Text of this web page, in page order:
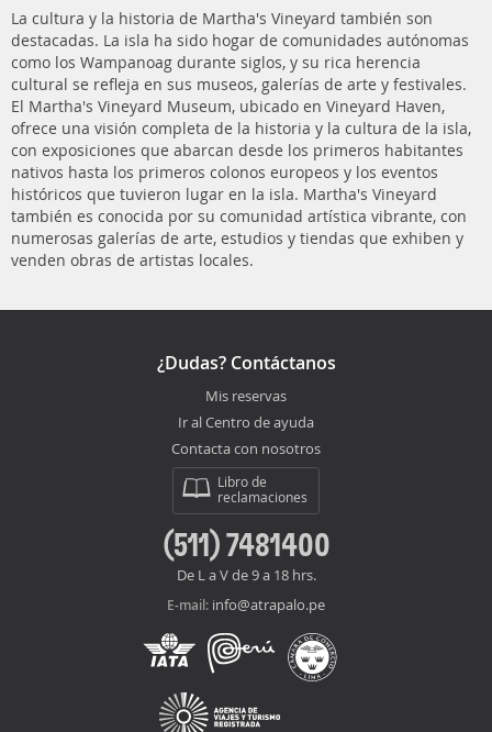
La cultura y la historia de Martha's Vineyard también son
destacadas. La isla ha sido hogar de comunidades autónomas
como los Wampanoag durante siglos, y su rica herencia
cultural se refleja en sus museos, galerías de arte y festivales.
El Martha's Vineyard Museum, ubicado en Vineyard Haven,
ofrece una visión completa de la historia y la cultura de la isla,
con exposiciones que abarcan desde los primeros habitantes
nativos hasta los primeros colonos europeos y los eventos
históricos que tuvieron lugar en la isla. Martha's Vineyard
también es conocida por su comunidad artística vibrante, con
numerosas galerías de arte, estudios y tiendas que exhiben y
venden obras de artistas locales.
¿Dudas? Contáctanos
Mis reservas
Ir al Centro de ayuda
Contacta con nosotros
Libro de
reclamaciones
(511) 7481400
De L a V de 9 a 18 hrs.
E-mail: info@atrapalo.pe